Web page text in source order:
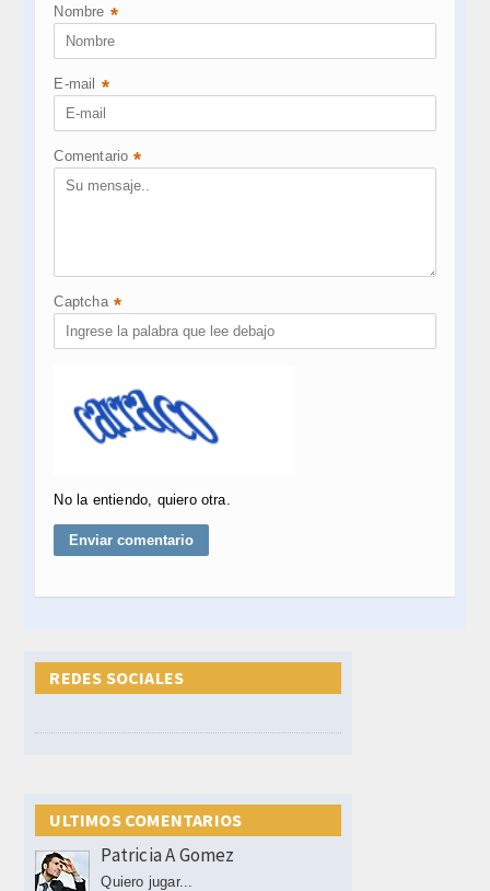
Nombre *
E-mail *
Comentario *
Captcha *
No la entiendo, quiero otra.
REDES SOCIALES
ULTIMOS COMENTARIOS
Patricia A Gomez
Quiero jugar...